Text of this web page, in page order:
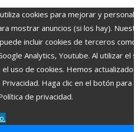
cookies para mejorar y
mostrar anuncios (si los hay).
incluir cookies de terceros como
Analytics, Youtube. Al utilizar el
uso de cookies. Hemos actualizado
Haga clic en el botón para
de privacidad.